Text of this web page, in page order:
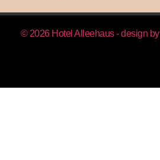
© 2026 Hotel Alleehaus - design by